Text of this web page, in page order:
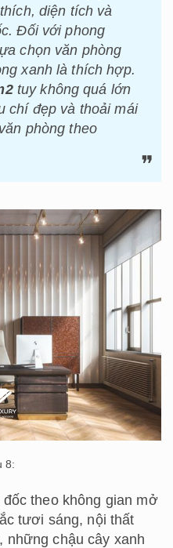
diện tích và
Đối với phong
chọn văn phòng
xanh là thích hợp.
tuy không quá lớn
chí đẹp và thoải mái
phòng theo
8:
theo không gian mở
tươi sáng, nội thất
những chậu cây xanh